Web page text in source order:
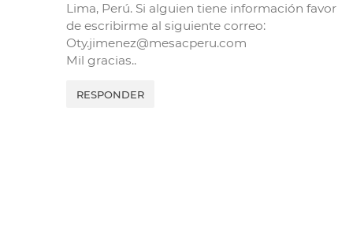
Lima, Perú. Si alguien tiene información favor
de escribirme al siguiente correo:
Oty.jimenez@mesacperu.com
Mil gracias..
RESPONDER